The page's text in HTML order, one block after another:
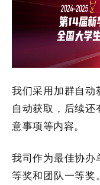
我们采用加群自动
自动获取，后续
意事项等内容。
我司作为最佳协办
等奖和团队一等奖